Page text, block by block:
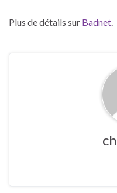
Plus de détails sur Badnet.